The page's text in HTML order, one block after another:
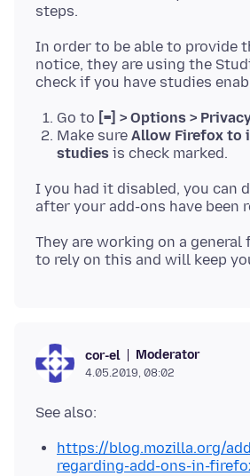
In order to be able to provide
notice, they are using the
Go to [=] > Options >
Make sure Allow Firefox to
studies is check marked.
I you had it disabled, you can
They are working on a
cor-el Moderator
4.05.2019, 08:02
https://blog.mozilla.org/
regarding-add-ons-in-